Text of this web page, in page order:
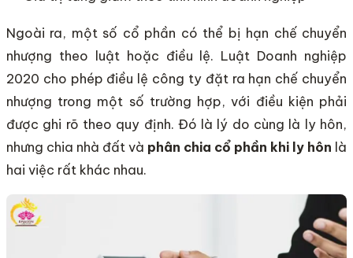
Ngoài ra, một số cổ phần có thể bị hạn chế chuyển
nhượng theo luật hoặc điều lệ. Luật Doanh nghiệp
2020 cho phép điều lệ công ty đặt ra hạn chế chuyển
nhượng trong một số trường hợp, với điều kiện phải
được ghi rõ theo quy định. Đó là lý do cùng là ly hôn,
nhưng chia nhà đất và phân chia cổ phần khi ly hôn là
hai việc rất khác nhau.